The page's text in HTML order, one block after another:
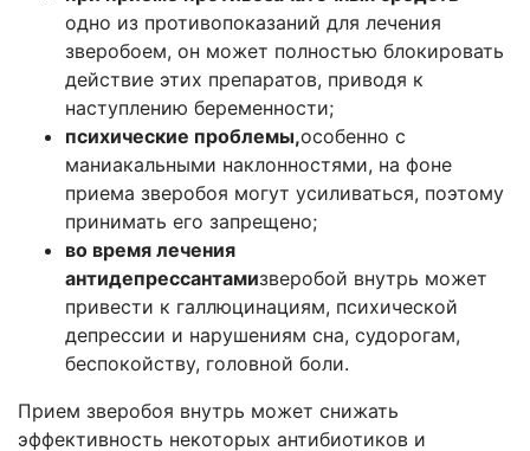
одно из противопоказаний для лечения
зверобоем, он может полностью блокировать
действие этих препаратов, приводя к
наступлению беременности;
психические проблемы,особенно с
маниакальными наклонностями, на фоне
приема зверобоя могут усиливаться, поэтому
принимать его запрещено;
во время лечения
антидепрессантамизверобой внутрь может
привести к галлюцинациям, психической
депрессии и нарушениям сна, судорогам,
беспокойству, головной боли.
Прием зверобоя внутрь может снижать
эффективность некоторых антибиотиков и